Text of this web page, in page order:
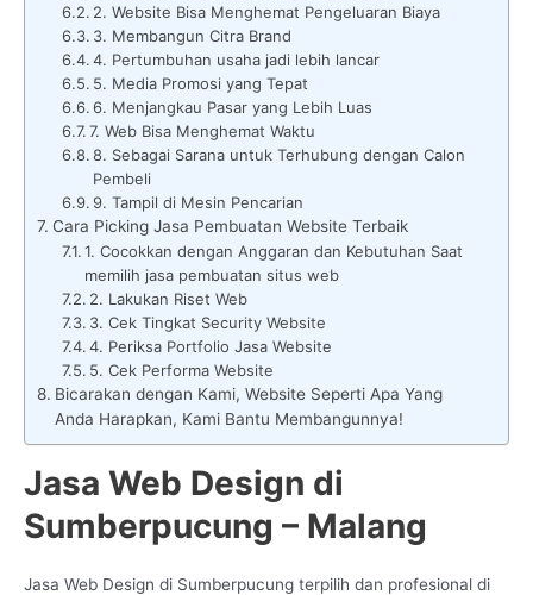
2. Website Bisa Menghemat Pengeluaran Biaya
3. Membangun Citra Brand
4. Pertumbuhan usaha jadi lebih lancar
5. Media Promosi yang Tepat
6. Menjangkau Pasar yang Lebih Luas
7. Web Bisa Menghemat Waktu
8. Sebagai Sarana untuk Terhubung dengan Calon
Pembeli
9. Tampil di Mesin Pencarian
Cara Picking Jasa Pembuatan Website Terbaik
1. Cocokkan dengan Anggaran dan Kebutuhan Saat
memilih jasa pembuatan situs web
2. Lakukan Riset Web
3. Cek Tingkat Security Website
4. Periksa Portfolio Jasa Website
5. Cek Performa Website
Bicarakan dengan Kami, Website Seperti Apa Yang
Anda Harapkan, Kami Bantu Membangunnya!
Jasa Web Design di
Sumberpucung – Malang
Jasa Web Design di Sumberpucung terpilih dan profesional di